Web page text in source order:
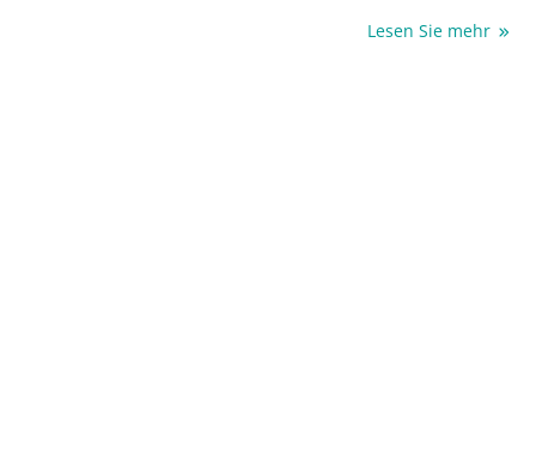
Kombination aus Immuncheckpoint-Inhibitoren und
Lesen Sie mehr